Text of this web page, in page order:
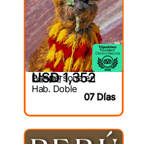
DESDE
USD 1,352
Por persona en
Hab. Doble
07 Días